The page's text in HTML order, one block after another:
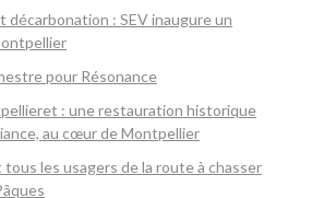
décarbonation : SEV inaugure un
pour Résonance
: une restauration historique
au cœur de Montpellier
les usagers de la route à chasser